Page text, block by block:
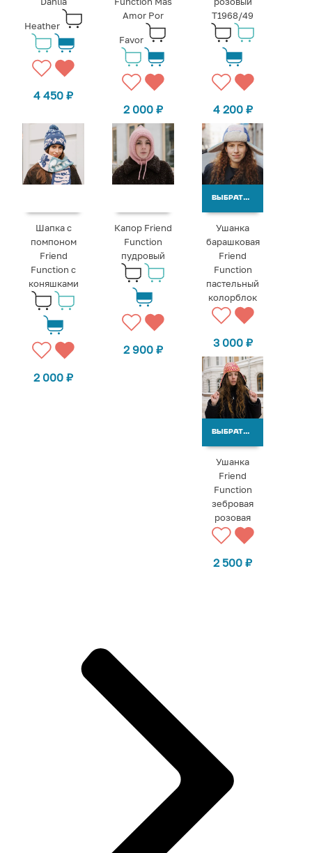
Heather
4 450₽
Amor Por
Favor
2 000 ₽
T1968/49
4 200 ₽
Шапка с
помпоном
Friend
Function с
коняшками
2 000₽
Капор Friend
Function
пудровый
2 900 ₽
ВЫБРАТЬ ВАРИАНТЫ
Ушанка
барашковая
Friend
Function
пастельный
колорблок
3 000 ₽
ВЫБРАТЬ ВАРИАНТЫ
Ушанка
Friend
Function
зебровая
розовая
2 500₽